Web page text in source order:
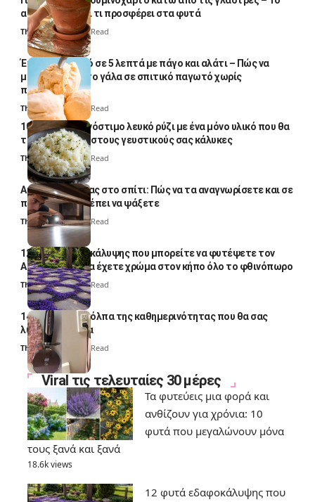
απλό κόλπο και τι προσφέρει στα φυτά
Thali Ombre4 Min Read
Έτοιμο παγωτό σε 5 λεπτά με πάγο και αλάτι – Πώς να
μετατρέψετε το γάλα σε σπιτικό παγωτό χωρίς
παγωτομηχανή
Thali Ombre 4 Min Read
10 φορές ποιο νόστιμο λευκό ρύζι με ένα μόνο υλικό που θα
το απογειώσει στους γευστικούς σας κάλυκες
Thali Ombre4 Min Read
Αυγά κατσαρίδας στο σπίτι: Πώς να τα αναγνωρίσετε και σε
ποια σημεία πρέπει να ψάξετε
Thali Ombre4 Min Read
12 φυτά εδαφοκάλυψης που μπορείτε να φυτέψετε τον
Αύγουστο για να έχετε χρώμα στον κήπο όλο το φθινόπωρο
Thali Ombre7 Min Read
14 πανέξυπνα κόλπα της καθημερινότητας που θα σας
λύσουν τα χέρια
Thali Ombre 6 Min Read
Viral τις τελευταίες 30 μέρες
Τα φυτεύεις μια φορά και
ανθίζουν για χρόνια: 10
φυτά που μεγαλώνουν μόνα
τους ξανά και ξανά
18.6k views
12 φυτά εδαφοκάλυψης που